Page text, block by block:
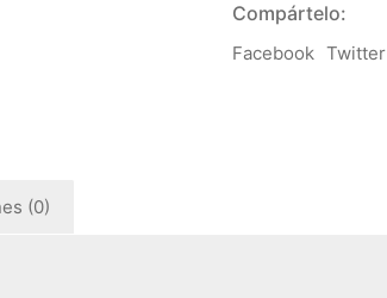
Compártelo:
Facebook Twitter
(0)